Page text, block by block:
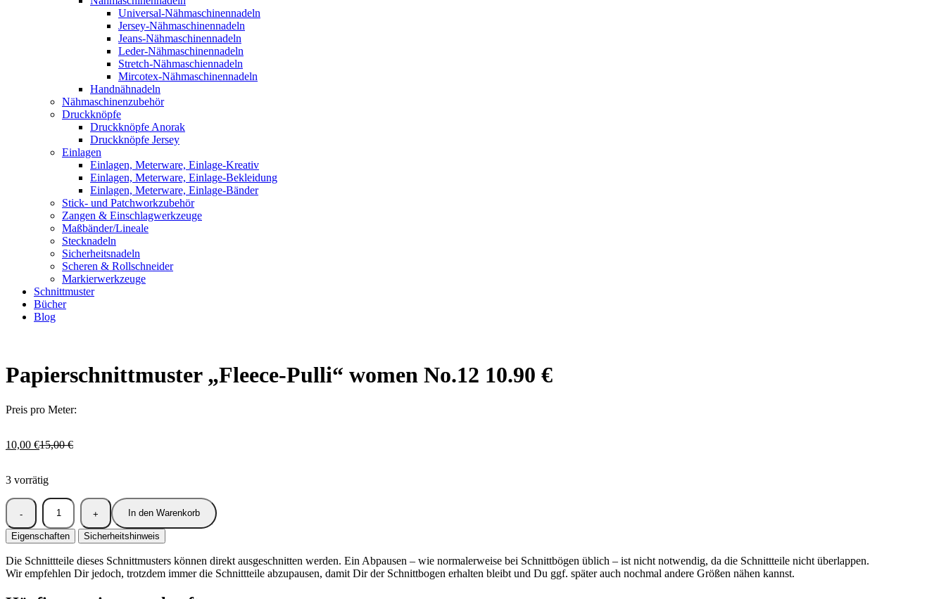
Universal-Nähmaschinennadeln
Jersey-Nähmaschinennadeln
Jeans-Nähmaschinennadeln
Leder-Nähmaschinennadeln
Stretch-Nähmaschiennadeln
Mircotex-Nähmaschinennadeln
Handnähnadeln
Nähmaschinenzubehör
Druckknöpfe
Druckknöpfe Anorak
Druckknöpfe Jersey
Einlagen
Einlagen, Meterware, Einlage-Kreativ
Einlagen, Meterware, Einlage-Bekleidung
Einlagen, Meterware, Einlage-Bänder
Stick- und Patchworkzubehör
Zangen & Einschlagwerkzeuge
Maßbänder/Lineale
Stecknadeln
Sicherheitsnadeln
Scheren & Rollschneider
Markierwerkzeuge
Schnittmuster
Bücher
Blog
Papierschnittmuster „Fleece-Pulli“ women No.12 10.90 €
Preis pro Meter:
15,00€
Ursprünglicher
15,00 €
10,00 €
Aktueller
10,00 €.
3 vorrätig
In den Warenkorb
Eigenschaften Sicherheitshinweis
Die Schnittteile dieses Schnittmusters können direkt ausgeschnitten werden. Ein Abpausen – wie normalerweise bei Schnittbögen üblich – ist nicht notwendig, da die Schnittteile nicht überlappen.
Wir empfehlen Dir jedoch, trotzdem immer die Schnittteile abzupausen, damit Dir der Schnittbogen erhalten bleibt und Du ggf. später auch nochmal andere Größen nähen kannst.